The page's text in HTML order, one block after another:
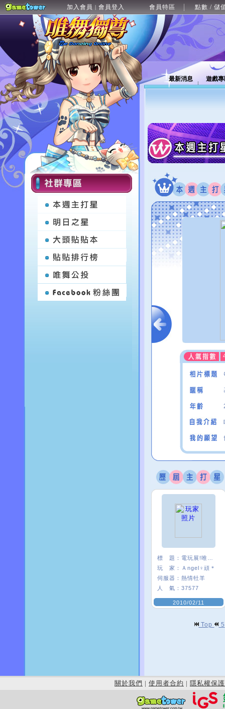
加入會員 | 會員登入 會員特區 點數 / 儲
最新消息 遊戲
標 題：
玩 家：
Ａngel♀頑＊
伺服器： 熱情牡羊
人 氣： 37577
2010/02/11
Top 5
關於我們 | 使用者合約 | 隱私權保護